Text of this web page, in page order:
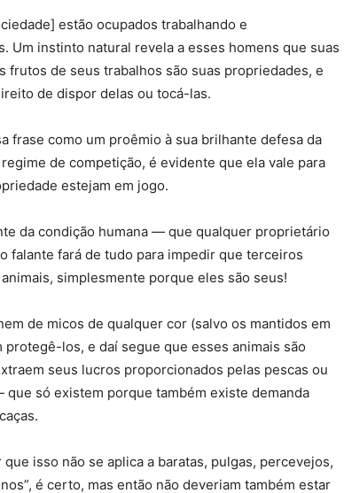
estão ocupados trabalhando e
Um instinto natural revela a esses homens que suas
frutos de seus trabalhos são suas propriedades, e
de dispor delas ou tocá-las.
frase como um proêmio à sua brilhante defesa da
de competição, é evidente que ela vale para
estejam em jogo.
da condição humana — que qualquer proprietário
falante fará de tudo para impedir que terceiros
simplesmente porque eles são seus!
de micos de qualquer cor (salvo os mantidos em
los, e daí segue que esses animais são
seus lucros proporcionados pelas pescas ou
só existem porque também existe demanda
isso não se aplica a baratas, pulgas, percevejos,
é certo, mas então não deveriam também estar